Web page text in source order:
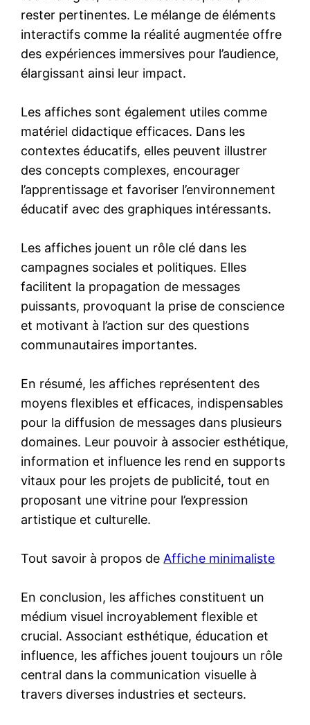
rester pertinentes. Le mélange de éléments
interactifs comme la réalité augmentée offre
des expériences immersives pour l’audience,
élargissant ainsi leur impact.
Les affiches sont également utiles comme
matériel didactique efficaces. Dans les
contextes éducatifs, elles peuvent illustrer
des concepts complexes, encourager
l’apprentissage et favoriser l’environnement
éducatif avec des graphiques intéressants.
Les affiches jouent un rôle clé dans les
campagnes sociales et politiques. Elles
facilitent la propagation de messages
puissants, provoquant la prise de conscience
et motivant à l’action sur des questions
communautaires importantes.
En résumé, les affiches représentent des
moyens flexibles et efficaces, indispensables
pour la diffusion de messages dans plusieurs
domaines. Leur pouvoir à associer esthétique,
information et influence les rend en supports
vitaux pour les projets de publicité, tout en
proposant une vitrine pour l’expression
artistique et culturelle.
Tout savoir à propos de Affiche minimaliste
En conclusion, les affiches constituent un
médium visuel incroyablement flexible et
crucial. Associant esthétique, éducation et
influence, les affiches jouent toujours un rôle
central dans la communication visuelle à
travers diverses industries et secteurs.